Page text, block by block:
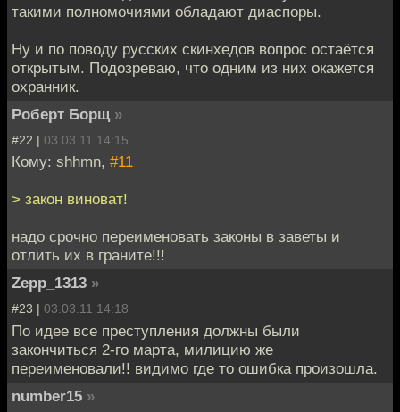
такими полномочиями обладают диаспоры.
Ну и по поводу русских скинхедов вопрос остаётся
открытым. Подозреваю, что одним из них окажется
охранник.
Роберт Борщ »
#22 | 03.03.11 14:15
Кому: shhmn, #11
> закон виноват!
надо срочно переименовать законы в заветы и
отлить их в граните!!!
Zepp_1313 »
#23 | 03.03.11 14:18
По идее все преступления должны были
закончиться 2-го марта, милицию же
переименовали!! видимо где то ошибка произошла.
number15 »